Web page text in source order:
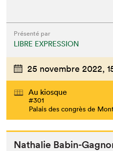
Présenté par
LIBRE EXPRESSION
25 novembre 2022,
Au kiosque
#301
Palais des congrès de
Nathalie Babin-